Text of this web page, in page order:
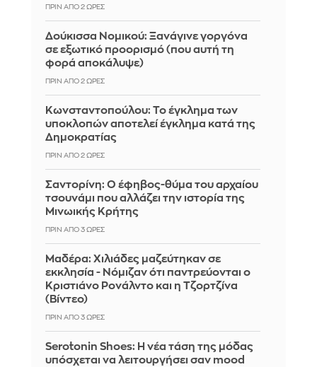
ΠΡΙΝ ΑΠΌ 2 ΏΡΕΣ
Δούκισσα Νομικού: Ξανάγινε γοργόνα
σε εξωτικό προορισμό (που αυτή τη
φορά αποκάλυψε)
ΠΡΙΝ ΑΠΌ 2 ΏΡΕΣ
Κωνσταντοπούλου: Το έγκλημα των
υποκλοπών αποτελεί έγκλημα κατά της
Δημοκρατίας
ΠΡΙΝ ΑΠΌ 2 ΏΡΕΣ
Σαντορίνη: Ο έφηβος-θύμα του αρχαίου
τσουνάμι που αλλάζει την ιστορία της
Μινωικής Κρήτης
ΠΡΙΝ ΑΠΌ 3 ΏΡΕΣ
Μαδέρα: Χιλιάδες μαζεύτηκαν σε
εκκλησία - Νόμιζαν ότι παντρεύονται ο
Κριστιάνο Ρονάλντο και η Τζορτζίνα
(Βίντεο)
ΠΡΙΝ ΑΠΌ 3 ΏΡΕΣ
Serotonin Shoes: Η νέα τάση της μόδας
υπόσχεται να λειτουργήσει σαν mood